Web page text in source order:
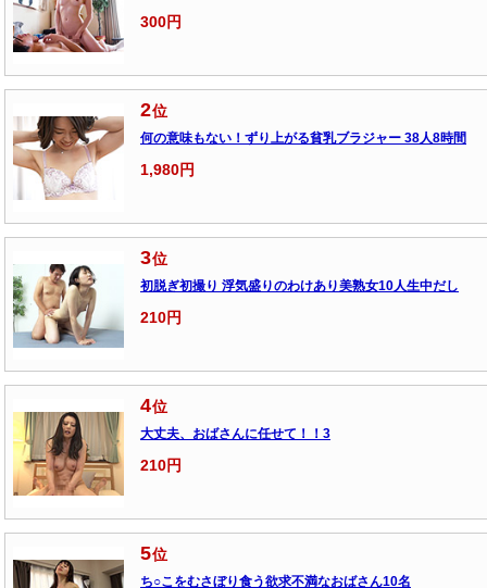
300円
2位
何の意味もない！ずり上がる貧乳ブラジャー 38人8時間
1,980円
3位
初脱ぎ初撮り 浮気盛りのわけあり美熟女10人生中だし
210円
4位
大丈夫、おばさんに任せて！！3
210円
5位
ち○こをむさぼり食う欲求不満なおばさん10名